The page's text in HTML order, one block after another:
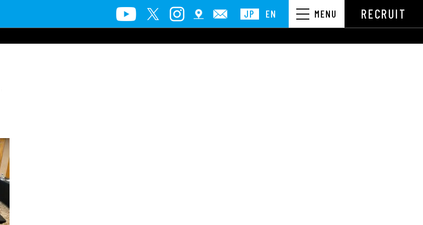
JP EN MENU RECRUIT